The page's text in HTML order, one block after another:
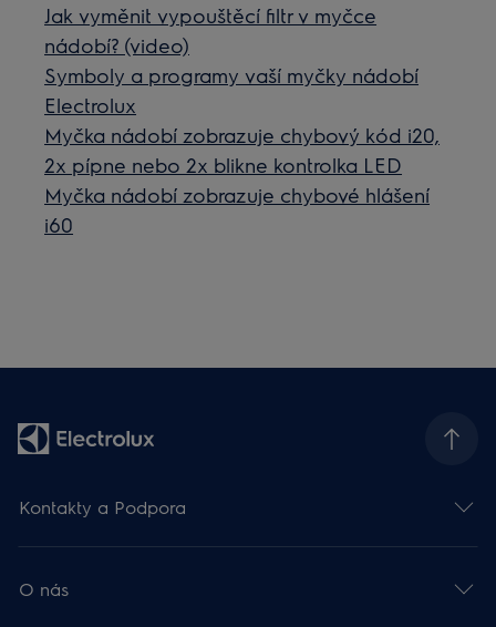
Jak vyměnit vypouštěcí filtr v myčce
nádobí? (video)
Symboly a programy vaší myčky nádobí
Electrolux
Myčka nádobí zobrazuje chybový kód i20,
2x pípne nebo 2x blikne kontrolka LED
Myčka nádobí zobrazuje chybové hlášení
i60
Kontakty a Podpora
O nás